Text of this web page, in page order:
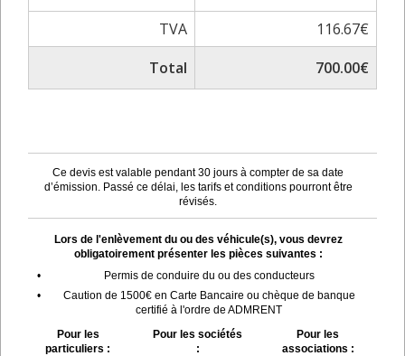
TVA
116.67€
Total
700.00€
Ce devis est valable pendant 30 jours à compter de sa date
d’émission. Passé ce délai, les tarifs et conditions pourront être
révisés.
Lors de l'enlèvement du ou des véhicule(s), vous devrez
obligatoirement présenter les pièces suivantes :
•
Permis de conduire du ou des conducteurs
•
Caution de 1500€ en Carte Bancaire ou chèque de banque
certifié à l'ordre de ADMRENT
Pour les
particuliers :
Pour les sociétés
:
Pour les
associations :